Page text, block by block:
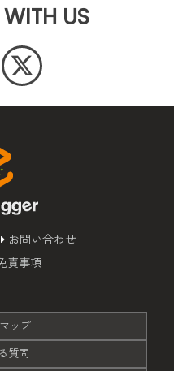
US
お問い合わせ
責事項
ップ
質問